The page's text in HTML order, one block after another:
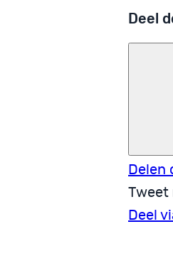
Deel
Delen
Tweet
Deel